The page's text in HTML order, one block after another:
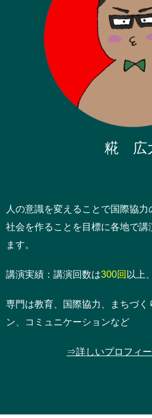
糀 広
人の意識を変えることで国際協
社会を作ることを目標に各地で
ます。
講演実績：講演回数は300回 以上
専門は教育、国際協力、まちづく
ン、コミュニケーションなど
⇒詳しいプロフィ